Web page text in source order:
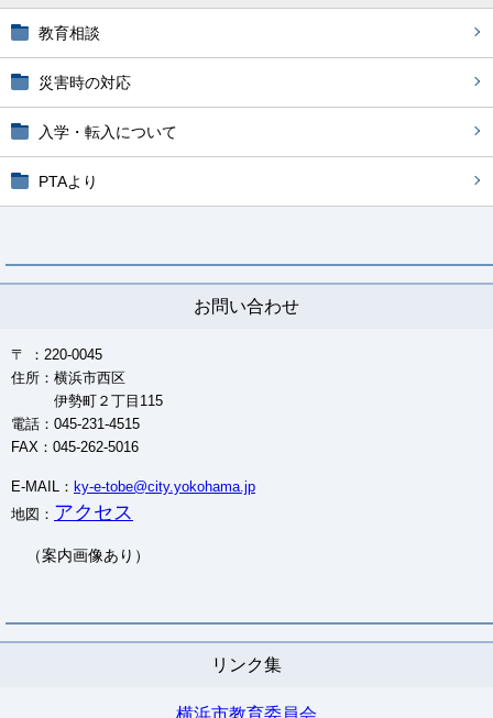
教育相談
災害時の対応
入学・転入について
PTAより
お問い合わせ
〒 ：220-0045
住所：横浜市西区
伊勢町２丁目115
電話：045-231-4515
FAX：045-262-5016
E-MAIL： ky-e-tobe@city.yokohama.jp
地図： アクセス
（案内画像あり）
リンク集
横浜市教育委員会